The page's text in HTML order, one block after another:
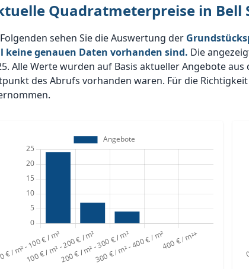
Quadratmeterpreise in Bell
sehen Sie die Auswertung der
keine genauen Daten vorhanden sind. Die
Alle Werte wurden auf Basis aktueller Angebote
des Abrufs vorhanden waren. Für die